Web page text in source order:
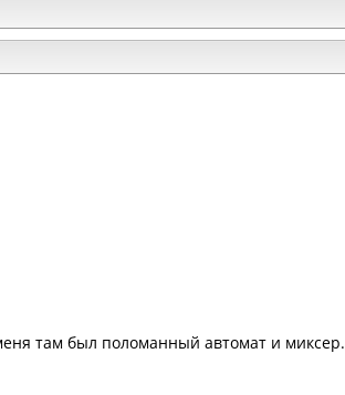
там был поломанный автомат и миксер.